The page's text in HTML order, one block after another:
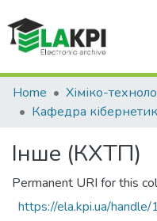
Communities &
All of DSpace
Statistics
Home
Інше (КХТП)
Permanent URI for this
https://ela.kpi.ua/